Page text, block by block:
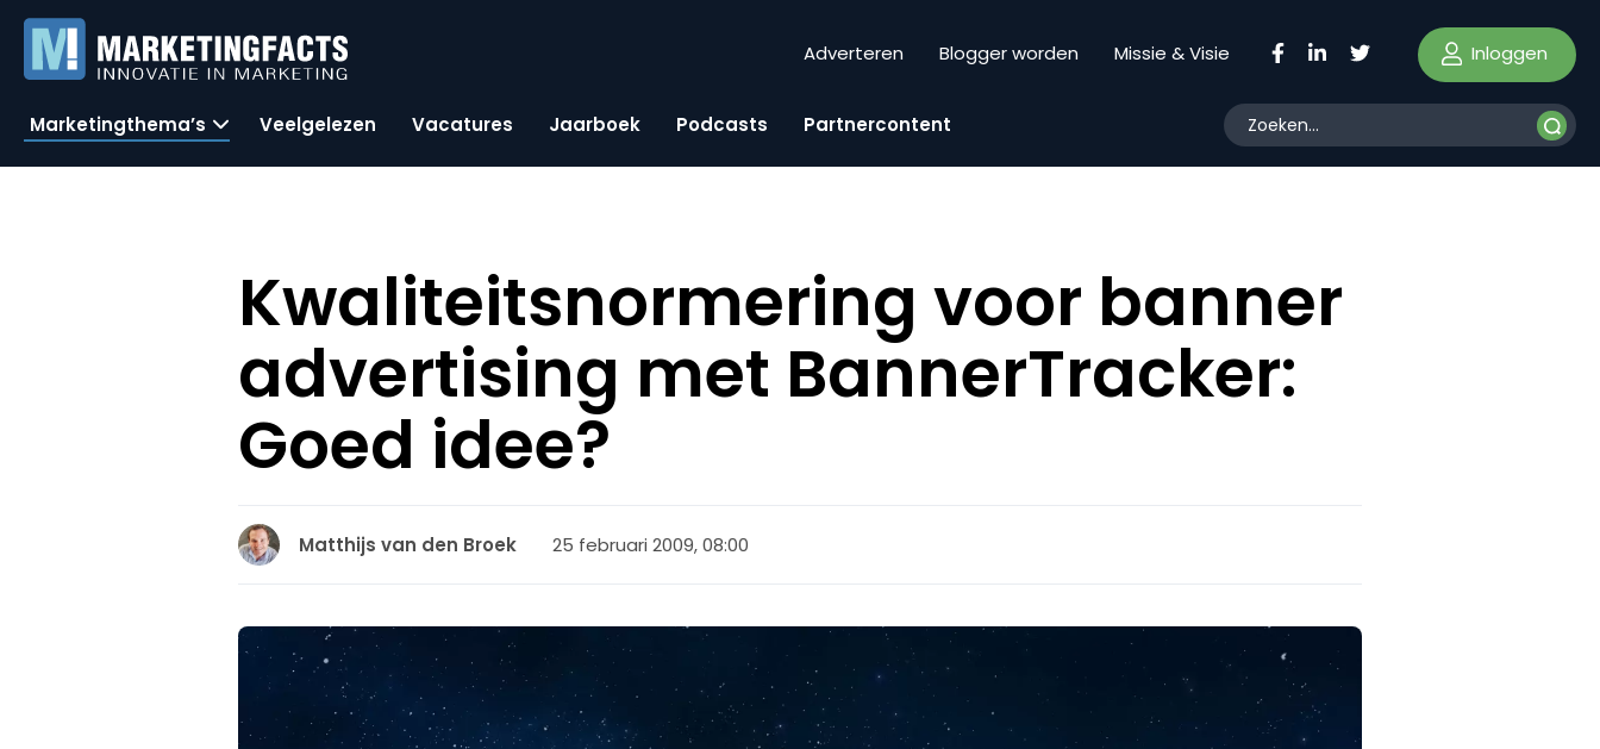
Adverteren Blogger worden Missie & Visie Inloggen
Marketingthema’s Veelgelezen Vacatures Jaarboek Podcasts Partnercontent
Kwaliteitsnormering voor banner
advertising met BannerTracker:
Goed idee?
Matthijs van den Broek 25 februari 2009, 08:00